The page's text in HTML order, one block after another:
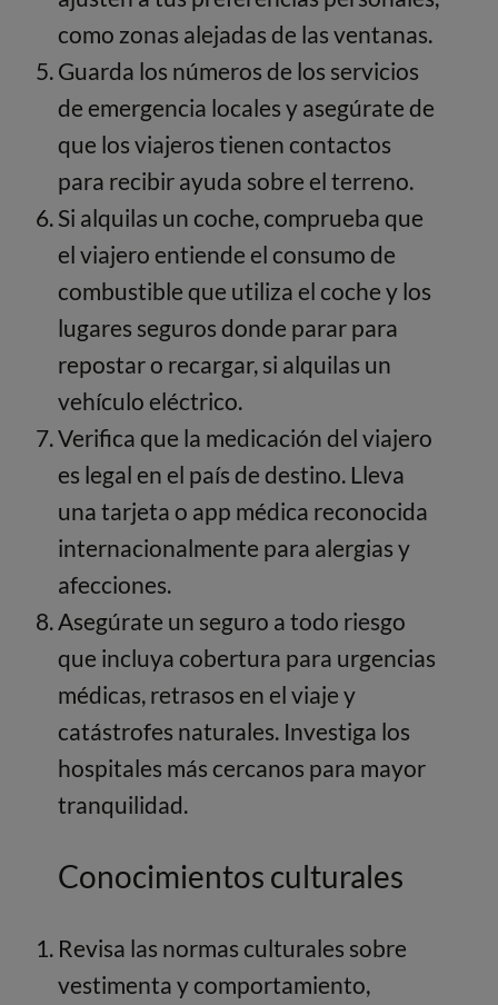
como zonas alejadas de las ventanas.
Guarda los números de los servicios
de emergencia locales y asegúrate de
que los viajeros tienen contactos
para recibir ayuda sobre el terreno.
Si alquilas un coche, comprueba que
el viajero entiende el consumo de
combustible que utiliza el coche y los
lugares seguros donde parar para
repostar o recargar, si alquilas un
vehículo eléctrico.
Verifica que la medicación del viajero
es legal en el país de destino. Lleva
una tarjeta o app médica reconocida
internacionalmente para alergias y
afecciones.
Asegúrate un seguro a todo riesgo
que incluya cobertura para urgencias
médicas, retrasos en el viaje y
catástrofes naturales. Investiga los
hospitales más cercanos para mayor
tranquilidad.
Conocimientos culturales
Revisa las normas culturales sobre
vestimenta y comportamiento,